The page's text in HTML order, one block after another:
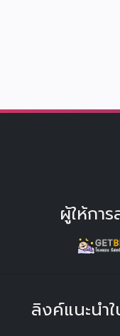
ผู้ให้กา
ลิงค์แนะนำ